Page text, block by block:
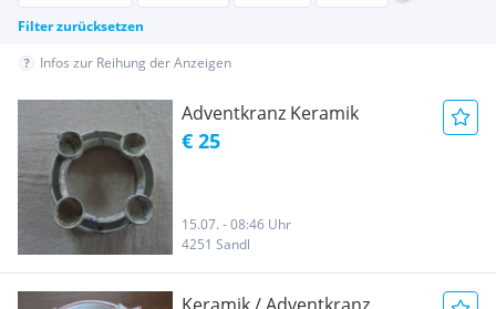
Filter zurücksetzen
Infos zur Reihung der Anzeigen
Adventkranz Keramik
€ 25
15.07. - 08:46 Uhr
4251 Sandl